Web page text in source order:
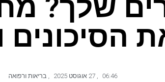
שלך?
06:46
,
, בריאות ורפואה